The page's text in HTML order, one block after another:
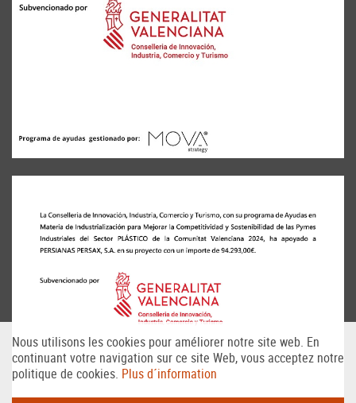
Nous utilisons les cookies pour améliorer notre site web. En
continuant votre navigation sur ce site Web, vous acceptez notre
politique de cookies. Plus d´information